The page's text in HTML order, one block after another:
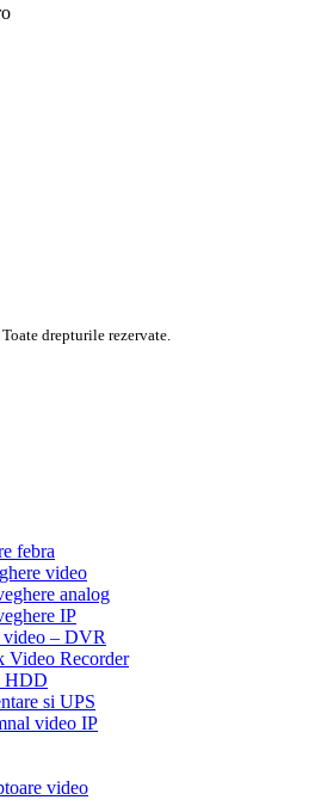
drepturile rezervate.
febra
video
analog
IP
video – DVR
Recorder
HDD
si UPS
video IP
video